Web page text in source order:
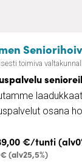
toimiva
osana
€/tunti
(alv25,5%)